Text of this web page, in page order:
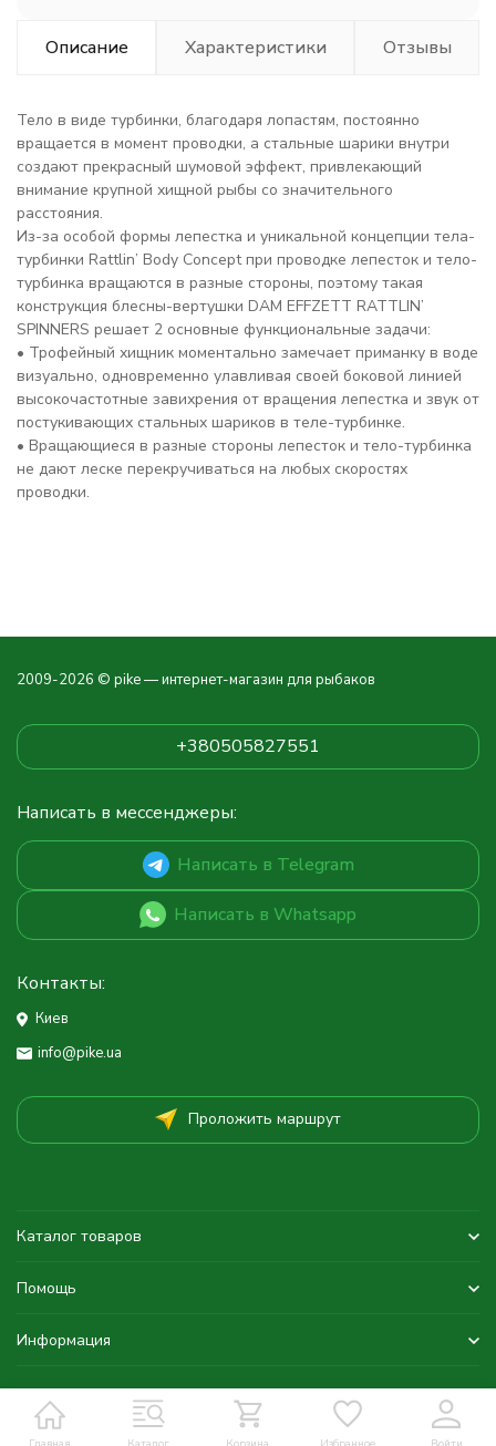
Описание Характеристики Отзывы
Тело в виде турбинки, благодаря лопастям, постоянно
вращается в момент проводки, а стальные шарики внутри
создают прекрасный шумовой эффект, привлекающий
внимание крупной хищной рыбы со значительного
расстояния.
Из-за особой формы лепестка и уникальной концепции тела-
турбинки Rattlin’ Body Concept при проводке лепесток и тело-
турбинка вращаются в разные стороны, поэтому такая
конструкция блесны-вертушки DAM EFFZETT RATTLIN’
SPINNERS решает 2 основные функциональные задачи:
• Трофейный хищник моментально замечает приманку в воде
визуально, одновременно улавливая своей боковой линией
высокочастотные завихрения от вращения лепестка и звук от
постукивающих стальных шариков в теле-турбинке.
• Вращающиеся в разные стороны лепесток и тело-турбинка
не дают леске перекручиваться на любых скоростях
проводки.
2009-2026 © pike — интернет-магазин для рыбаков
+380505827551
Написать в мессенджеры:
Написать в Telegram
Написать в Whatsapp
Контакты:
Киев
info@pike.ua
Проложить маршрут
Каталог товаров
Помощь
Информация